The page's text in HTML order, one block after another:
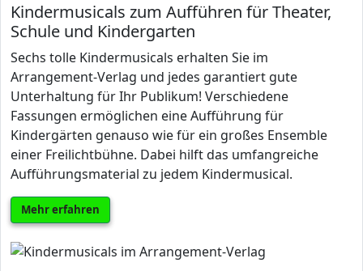
Kindermusicals zum Aufführen für Theater,
Schule und Kindergarten
Sechs tolle Kindermusicals erhalten Sie im
Arrangement-Verlag und jedes garantiert gute
Unterhaltung für Ihr Publikum! Verschiedene
Fassungen ermöglichen eine Aufführung für
Kindergärten genauso wie für ein großes Ensemble
einer Freilichtbühne. Dabei hilft das umfangreiche
Aufführungsmaterial zu jedem Kindermusical.
Mehr erfahren